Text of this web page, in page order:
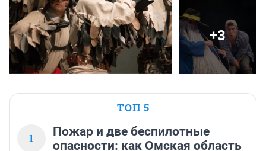
+3
ТОП 5
1
Пожар и две беспилотные
опасности: как Омская область